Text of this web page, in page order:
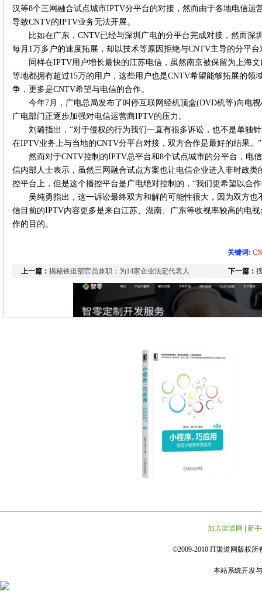
汉等8个三网融合试点城市IPTV分平台的对接，然而由于各地电信运
导致CNTV的IPTV业务无法开展。
比如在广东，CNTV已经与深圳广电的分平台完成对接，然而深
每月1万多户的速度拓展，却以技术等原因拒绝与CNTV主导的分平台
同样在IPTV用户增长最快的江苏电信，虽然南京被保留为上海
等地都拥有超过15万的用户，这些用户也是CNTV希望能够拓展的领
争，更多是CNTV希望与电信的合作。
今年7月，广电总局发布了叫停互联网经机顶盒(DVD机等)向电
广电部门正逐步加强对电信运营商IPTV的压力。
刘璐指出，“对于侵权的行为我们一直有很多诉讼，也不是单独
在IPTV业务上与当地的CNTV分平台对接，双方合作是最好的结果。”
然而对于CNTV控制的IPTV总平台和8个试点城市的分平台，电
信内部人士表示，虽然三网融合试点方案也让电信企业进入非时政
控平台上，但是这个播控平台是广电绝对控制的，“我们更希望以合
吴纯勇指出，这一诉讼最终双方和解的可能性很大，因为双方
信目前的IPTV内容更多是来自江苏、湖南、广东等收视率较高的电
作的目的。
关键词:
上一篇： 揭秘铁道部官员兼职：为14家企业法定代表人 下一篇：
加入渠道网 新
©2009-2010 IT渠道网版权所
本站系统开发